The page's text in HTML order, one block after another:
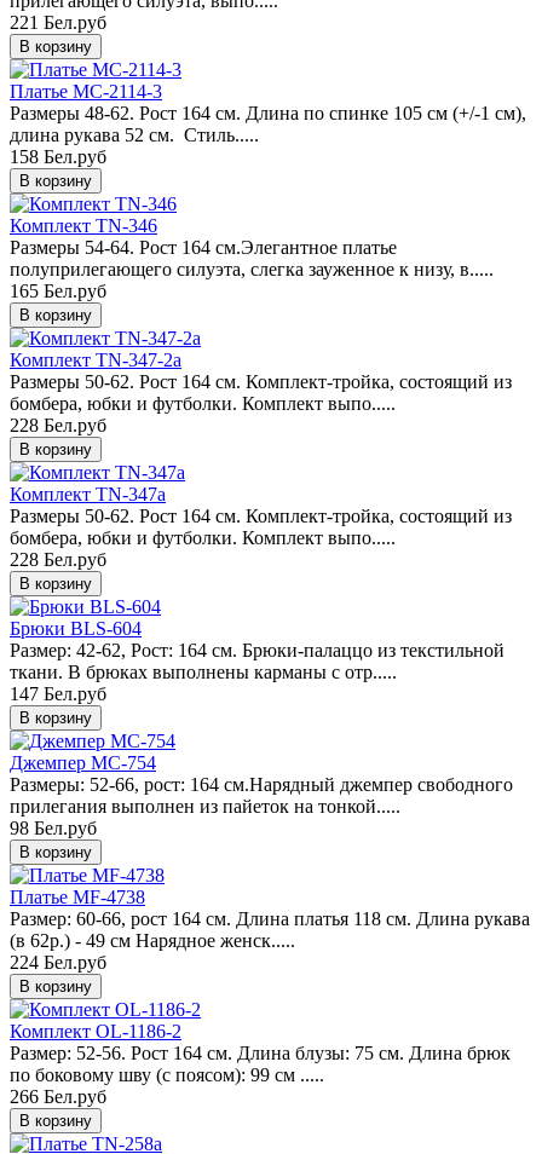
221 Бел.руб
Платье MC-2114-3
Размеры 48-62. Рост 164 см. Длина по спинке 105 см (+/-1 см),
длина рукава 52 см. Стиль.....
158 Бел.руб
Комплект TN-346
Размеры 54-64. Рост 164 см.Элегантное платье
полуприлегающего силуэта, слегка зауженное к низу, в.....
165 Бел.руб
Комплект TN-347-2a
Размеры 50-62. Рост 164 см. Комплект-тройка, состоящий из
бомбера, юбки и футболки. Комплект выпо.....
228 Бел.руб
Комплект TN-347a
Размеры 50-62. Рост 164 см. Комплект-тройка, состоящий из
бомбера, юбки и футболки. Комплект выпо.....
228 Бел.руб
Брюки BLS-604
Размер: 42-62, Рост: 164 см. Брюки-палаццо из текстильной
ткани. В брюках выполнены карманы с отр.....
147 Бел.руб
Джемпер МC-754
Pазмеры: 52-66, рост: 164 см.Нарядный джемпер свободного
прилегания выполнен из пайеток на тонкой.....
98 Бел.руб
Платье MF-4738
Размер: 60-66, рост 164 см. Длина платья 118 см. Длина рукава
(в 62р.) - 49 см Нарядное женск.....
224 Бел.руб
Комплект OL-1186-2
Размер: 52-56. Рост 164 см. Длина блузы: 75 см. Длина брюк
по боковому шву (с поясом): 99 см .....
266 Бел.руб